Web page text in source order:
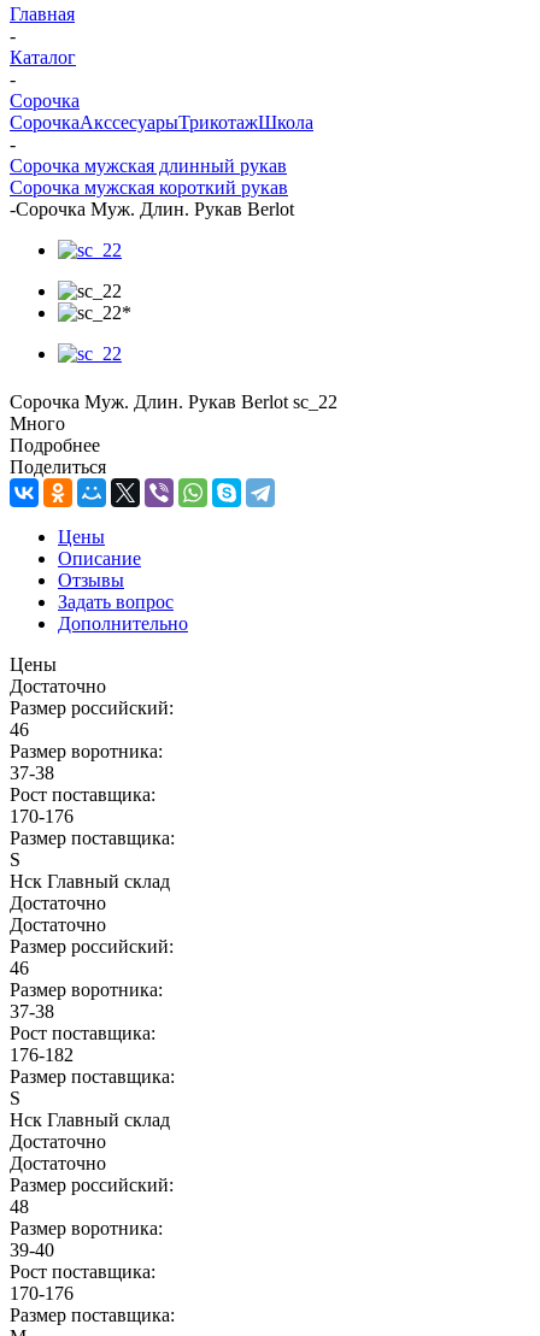
Главная
-
Каталог
-
Сорочка
СорочкаАкссесуарыТрикотажШкола
-
Сорочка мужская длинный рукав
Сорочка мужская короткий рукав
-Сорочка Муж. Длин. Рукав Berlot
Сорочка Муж. Длин. Рукав Berlot sc_22
Много
Подробнее
Поделиться
Цены
Описание
Отзывы
Задать вопрос
Дополнительно
Цены
Достаточно
Размер российский:
46
Размер воротника:
37-38
Рост поставщика:
170-176
Размер поставщика:
S
Нск Главный склад
Достаточно
Достаточно
Размер российский:
46
Размер воротника:
37-38
Рост поставщика:
176-182
Размер поставщика:
S
Нск Главный склад
Достаточно
Достаточно
Размер российский:
48
Размер воротника:
39-40
Рост поставщика:
170-176
Размер поставщика: